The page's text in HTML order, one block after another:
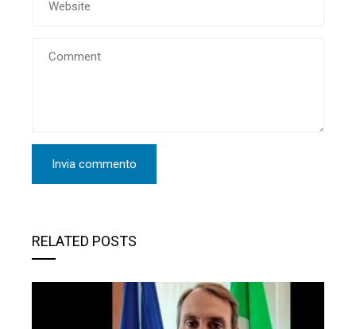
RELATED POSTS